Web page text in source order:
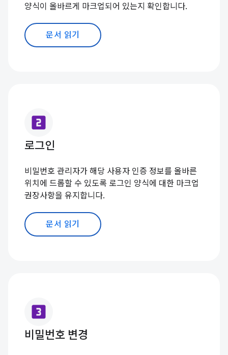
양식이 올바르게 마크업되어 있는지 확인합니다.
문서 읽기
looks_two
로그인
비밀번호 관리자가 해당 사용자 인증 정보를 올바른
위치에 드롭할 수 있도록 로그인 양식에 대한 마크업
권장사항을 유지합니다.
문서 읽기
looks_3
비밀번호 변경